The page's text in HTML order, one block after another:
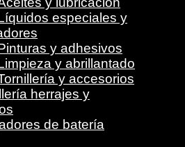
especiales y
y adhesivos
y abrillantado
y accesorios
herrajes y
de batería